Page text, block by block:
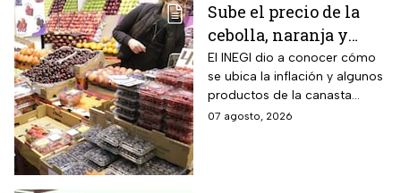
Sube el precio de la
cebolla, naranja y
otros alimentos de la
canasta básica por la
inflación
El INEGI dio a conocer cómo
se ubica la inflación y algunos
productos de la canasta
básica incrementaron sus
07 agosto, 2026